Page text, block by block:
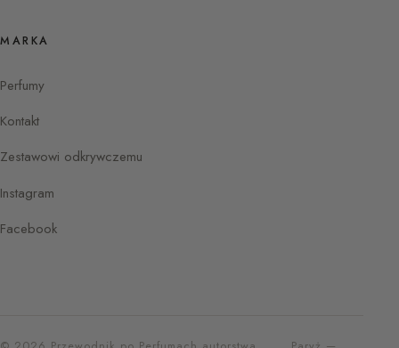
MARKA
Perfumy
Kontakt
Zestawowi odkrywczemu
Instagram
Facebook